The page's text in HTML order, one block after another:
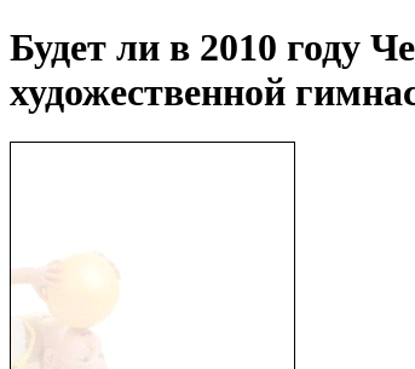
Будет ли в 2010 году
художественной